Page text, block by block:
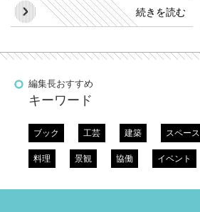
続きを読む
編集長おすすめ
キーワード
ブック 工芸 建築 スペース
料理 景観 協働 イベント